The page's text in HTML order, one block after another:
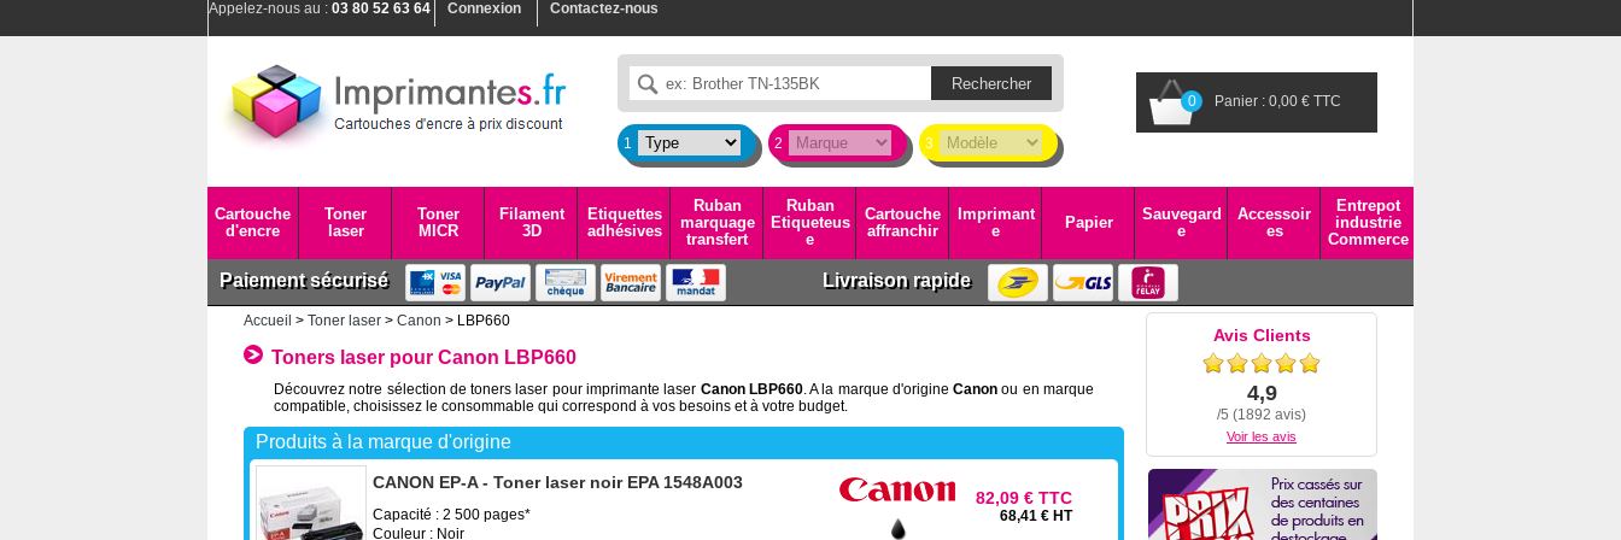
Appelez-nous au : 03 80 52 63 64 Connexion Contactez-nous
1 2 3
0 Panier : 0,00 € TTC
Cartouche
d'encre
Toner
laser
Toner
MICR
Filament
3D
Etiquettes
adhésives
Ruban
marquage
transfert
Ruban
Etiqueteus
e
Cartouche
affranchir
Imprimant
e
Papier
Sauvegard
e
Accessoir
es
Entrepot
industrie
Commerce
Paiement sécurisé Livraison rapide
Accueil > Toner laser > Canon > LBP660
Toners laser pour Canon LBP660
Découvrez notre sélection de toners laser pour imprimante laser Canon LBP660. A la marque d'origineCanon ou en marque
compatible, choisissez le consommable qui correspond à vos besoins et à votre budget.
Produits à la marque d'origine
CANON EP-A - Toner laser noir EPA 1548A003
Capacité : 2 500 pages*
Couleur : Noir
82,09 € TTC
68,41 € HT
Avis Clients
4,9
/5 (1892 avis)
Voir les avis